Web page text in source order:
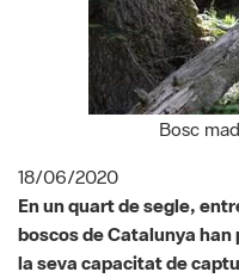
Bosc
18/06/2020
En un quart de segle,
la seva capacitat de
arriba gairebé al 17 %.
que no aprofiten les
reduït fins a un 29 %.